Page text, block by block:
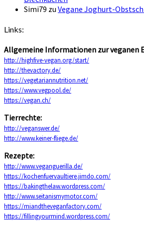
Simi79 zu Vegane Joghurt-
Links:
Allgemeine Informationen zur veganen
http://highfive-vegan.org/start/
http://thevactory.de/
https://vegetariannutrition.net/
https://www.vegpool.de/
https://vegan.ch/
Tierrechte:
http://veganswer.de/
http://www.keiner-fliege.de/
Rezepte:
http://www.veganguerilla.de/
https://kochenfuervaultiere.jimdo.com/
https://bakingthelaw.wordpress.com/
http://www.seitanismymotor.com/
https://miandtheveganfactory.com/
https://fillingyourmind.wordpress.com/